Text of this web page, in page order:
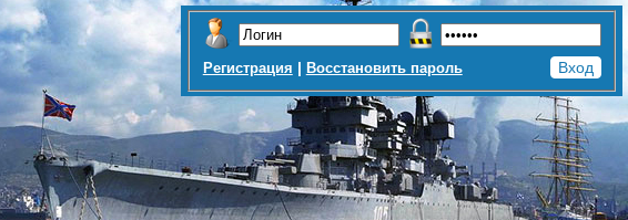
Регистрация | Восстановить пароль